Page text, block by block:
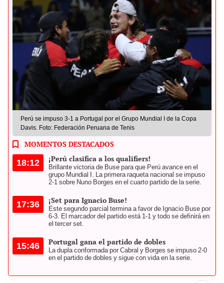
Perú se impuso 3-1 a Portugal por el Grupo Mundial I de la Copa
Davis. Foto: Federación Peruana de Tenis
MOMENTOS DESTACADOS
18:12 ¡Perú clasifica a los qualifiers!
Brillante victoria de Buse para que Perú avance en el
grupo Mundial I. La primera raqueta nacional se impuso
2-1 sobre Nuno Borges en el cuarto partido de la serie.
17:36 ¡Set para Ignacio Buse!
Este segundo parcial termina a favor de Ignacio Buse por
6-3. El marcador del partido está 1-1 y todo se definirá en
el tercer set.
15:46 Portugal gana el partido de dobles
La dupla conformada por Cabral y Borges se impuso 2-0
en el partido de dobles y sigue con vida en la serie.